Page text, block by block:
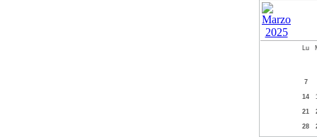
Lu
7
14
21
28